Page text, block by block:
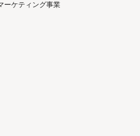
ーケティング事業